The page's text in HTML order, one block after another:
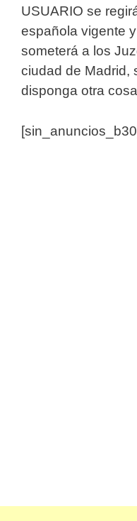
USUARIO se
española vigente
someterá a los
ciudad de Madrid,
disponga otra